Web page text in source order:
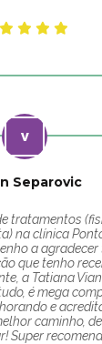
Separovic
tratamentos
na clínica
a agradecer
que tenho
a Tatiana
é mega
e
caminho,
Super